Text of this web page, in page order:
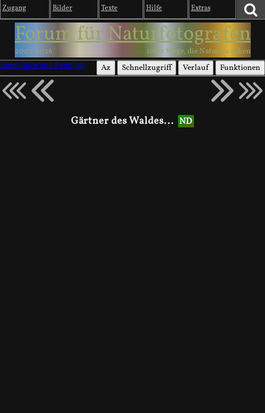
Zugang Bilder Texte Hilfe Extras
Forum für Naturfotografen
2003-2026
1000 Wege, die Natur zu sehen
Amphibien und Reptilien
Az Schnellzugriff Verlauf Funktionen
Gärtner des Waldes...